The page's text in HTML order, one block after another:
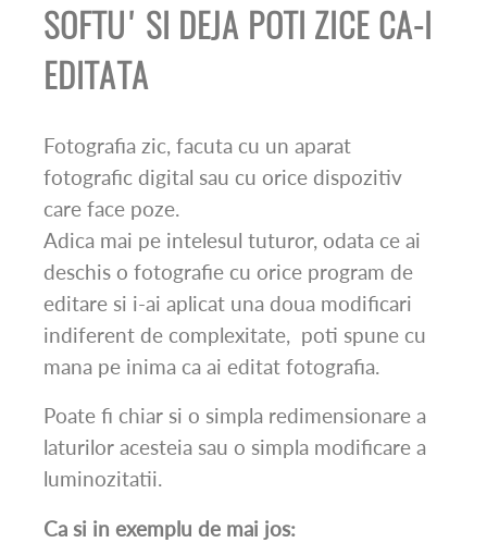
SOFTU' SI DEJA POTI ZICE CA-I
EDITATA
Fotografia zic, facuta cu un aparat
fotografic digital sau cu orice dispozitiv
care face poze.
Adica mai pe intelesul tuturor, odata ce ai
deschis o fotografie cu orice program de
editare si i-ai aplicat una doua modificari
indiferent de complexitate, poti spune cu
mana pe inima ca ai editat fotografia.
Poate fi chiar si o simpla redimensionare a
laturilor acesteia sau o simpla modificare a
luminozitatii.
Ca si in exemplu de mai jos: